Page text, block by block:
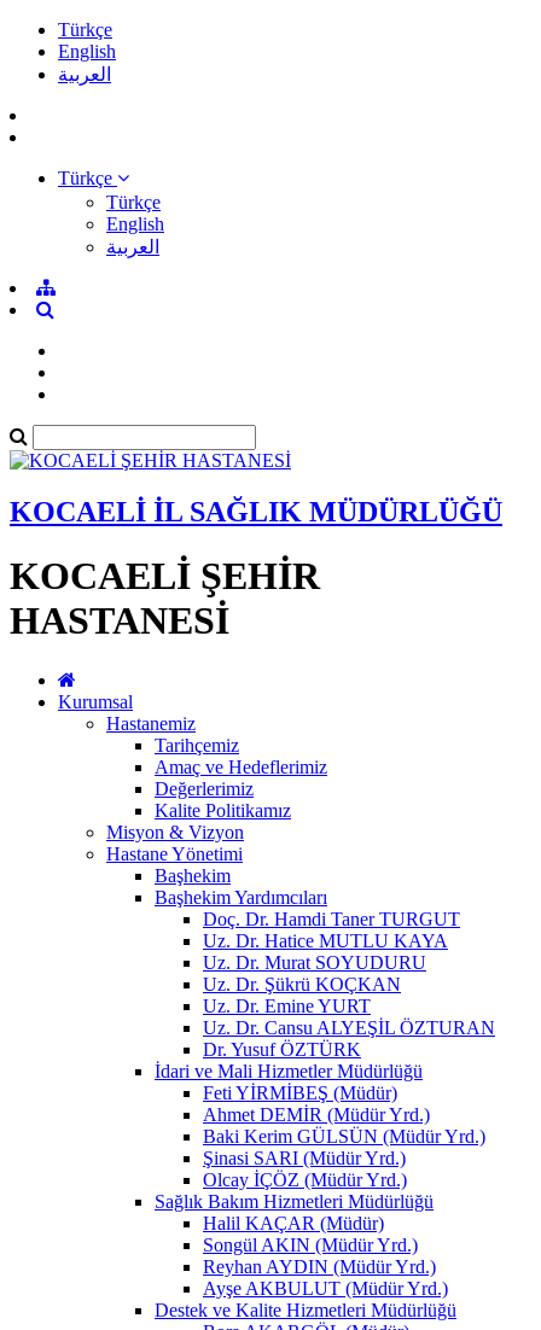
Türkçe
English
العربية
Türkçe
Türkçe
English
العربية
KOCAELİ İL SAĞLIK MÜDÜRLÜĞÜ
KOCAELİ ŞEHİR
HASTANESİ
Kurumsal
Hastanemiz
Tarihçemiz
Amaç ve Hedeflerimiz
Değerlerimiz
Kalite Politikamız
Misyon & Vizyon
Hastane Yönetimi
Başhekim
Başhekim Yardımcıları
Doç. Dr. Hamdi Taner TURGUT
Uz. Dr. Hatice MUTLU KAYA
Uz. Dr. Murat SOYUDURU
Uz. Dr. Şükrü KOÇKAN
Uz. Dr. Emine YURT
Uz. Dr. Cansu ALYEŞİL ÖZTURAN
Dr. Yusuf ÖZTÜRK
İdari ve Mali Hizmetler Müdürlüğü
Feti YİRMİBEŞ (Müdür)
Ahmet DEMİR (Müdür Yrd.)
Baki Kerim GÜLSÜN (Müdür Yrd.)
Şinasi SARI (Müdür Yrd.)
Olcay İÇÖZ (Müdür Yrd.)
Sağlık Bakım Hizmetleri Müdürlüğü
Halil KAÇAR (Müdür)
Songül AKIN (Müdür Yrd.)
Reyhan AYDIN (Müdür Yrd.)
Ayşe AKBULUT (Müdür Yrd.)
Destek ve Kalite Hizmetleri Müdürlüğü